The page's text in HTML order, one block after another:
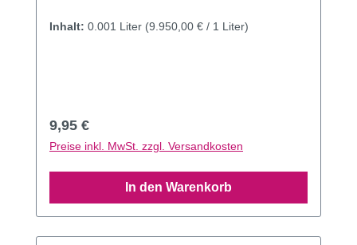
Inhalt: 0.001 Liter (9.950,00 € / 1 Liter)
Regulärer Preis:
9,95 €
Preise inkl. MwSt. zzgl. Versandkosten
In den Warenkorb